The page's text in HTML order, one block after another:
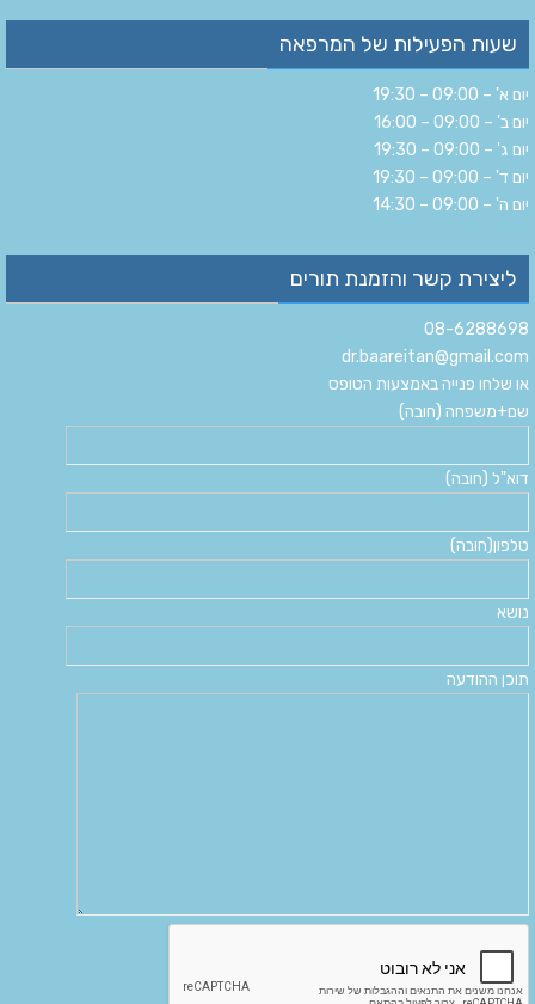
שעות הפעילות של המרפאה
יום א' – 09:00 – 19:30
יום ב' – 09:00 – 16:00
יום ג' – 09:00 – 19:30
יום ד' – 09:00 – 19:30
יום ה' – 09:00 – 14:30
ליצירת קשר והזמנת תורים
08-6288698
dr.baareitan@gmail.com
או שלחו פנייה באמצעות הטופס
שם+משפחה (חובה)
דוא"ל (חובה)
טלפון(חובה)
נושא
תוכן ההודעה